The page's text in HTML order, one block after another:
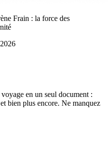
Frain : la force des
en un seul document :
bien plus encore. Ne manquez